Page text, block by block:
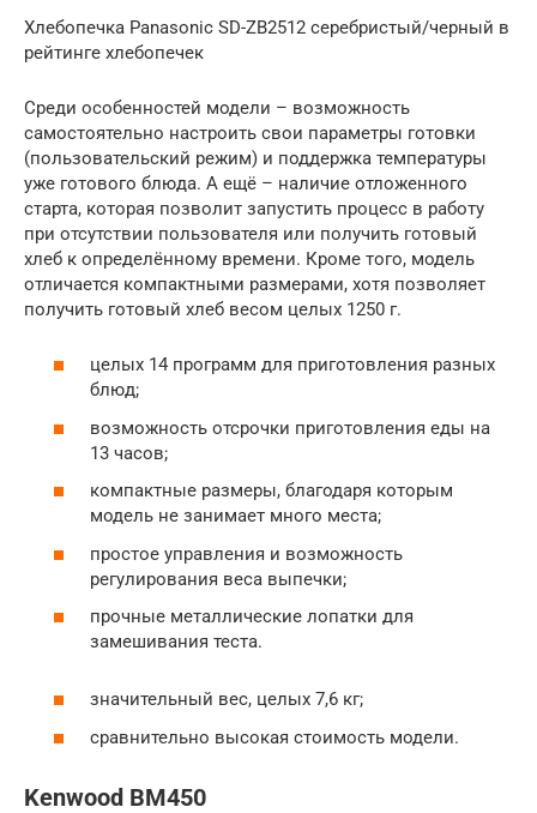
Хлебопечка Panasonic SD-ZB2512 серебристый/черный в
рейтинге хлебопечек
Среди особенностей модели – возможность
самостоятельно настроить свои параметры готовки
(пользовательский режим) и поддержка температуры
уже готового блюда. А ещё – наличие отложенного
старта, которая позволит запустить процесс в работу
при отсутствии пользователя или получить готовый
хлеб к определённому времени. Кроме того, модель
отличается компактными размерами, хотя позволяет
получить готовый хлеб весом целых 1250 г.
целых 14 программ для приготовления разных
блюд;
возможность отсрочки приготовления еды на
13 часов;
компактные размеры, благодаря которым
модель не занимает много места;
простое управления и возможность
регулирования веса выпечки;
прочные металлические лопатки для
замешивания теста.
значительный вес, целых 7,6 кг;
сравнительно высокая стоимость модели.
Kenwood BM450